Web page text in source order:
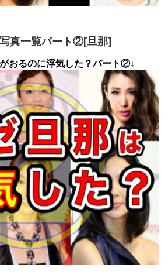
真一覧パート②[旦那]
おるのに浮気した？パート②↓